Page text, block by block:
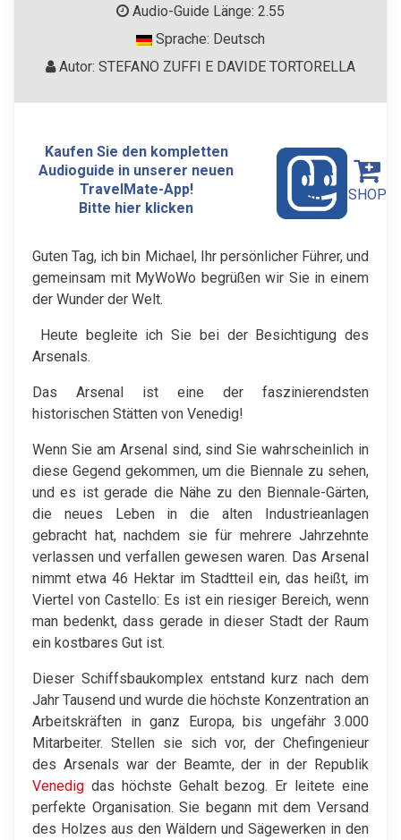
Audio-Guide Länge: 2.55
Sprache: Deutsch
Autor: STEFANO ZUFFI E DAVIDE TORTORELLA
Kaufen Sie den kompletten
Audioguide in unserer neuen
TravelMate-App!
Bitte hier klicken
SHOP
Guten Tag, ich bin Michael, Ihr persönlicher Führer, und
gemeinsam mit MyWoWo begrüßen wir Sie in einem
der Wunder der Welt.
Heute begleite ich Sie bei der Besichtigung des
Arsenals.
Das Arsenal ist eine der faszinierendsten
historischen Stätten von Venedig!
Wenn Sie am Arsenal sind, sind Sie wahrscheinlich in
diese Gegend gekommen, um die Biennale zu sehen,
und es ist gerade die Nähe zu den Biennale-Gärten,
die neues Leben in die alten Industrieanlagen
gebracht hat, nachdem sie für mehrere Jahrzehnte
verlassen und verfallen gewesen waren. Das Arsenal
nimmt etwa 46 Hektar im Stadtteil ein, das heißt, im
Viertel von Castello: Es ist ein riesiger Bereich, wenn
man bedenkt, dass gerade in dieser Stadt der Raum
ein kostbares Gut ist.
Dieser Schiffsbaukomplex entstand kurz nach dem
Jahr Tausend und wurde die höchste Konzentration an
Arbeitskräften in ganz Europa, bis ungefähr 3.000
Mitarbeiter. Stellen sie sich vor, der Chefingenieur
des Arsenals war der Beamte, der in der Republik
Venedig das höchste Gehalt bezog. Er leitete eine
perfekte Organisation. Sie begann mit dem Versand
des Holzes aus den Wäldern und Sägewerken in den